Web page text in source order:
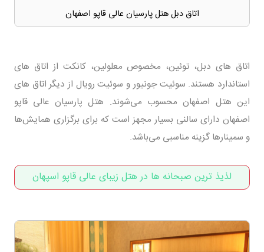
اتاق دبل هتل پارسیان عالی قاپو اصفهان
اتاق های دبل، توئین، مخصوص معلولین، کانکت از اتاق های
استاندارد هستند. سوئیت جونیور و سوئیت رویال از دیگر اتاق های
این هتل اصفهان محسوب می‌شوند. هتل پارسیان عالی قاپو
اصفهان دارای سالنی بسیار مجهز است که برای برگزاری همایش‌ها
و سمینار‌ها گزینه مناسبی می‌باشد.
لذیذ ترین صبحانه ها در هتل زیبای عالی قاپو اسپهان